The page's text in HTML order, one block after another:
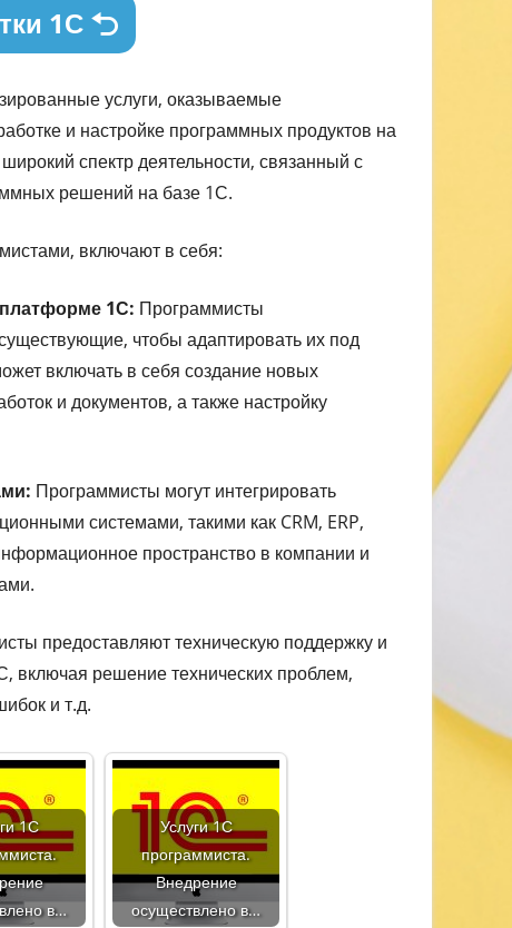
1С
услуги, оказываемые
и настройке программных продуктов на
спектр деятельности, связанный с
решений на базе 1С.
включают в себя:
1С: Программисты
чтобы адаптировать их под
включать в себя создание новых
и документов, а также настройку
Программисты могут интегрировать
системами, такими как CRM, ERP,
пространство в компании и
предоставляют техническую поддержку и
решение технических проблем,
и т.д.
1С
в…
Услуги 1С
программиста.
Внедрение
осуществлено в…